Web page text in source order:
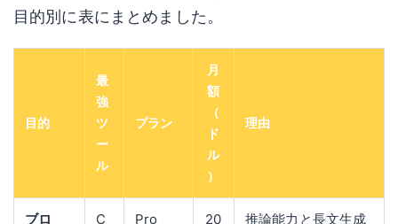
目的別に表にまとめました。
目的
最
強
ツ
ー
ル
プラン
月
額
（
ド
ル
）
理由
ブロ
C
Pro 20
推論能力と長文生成